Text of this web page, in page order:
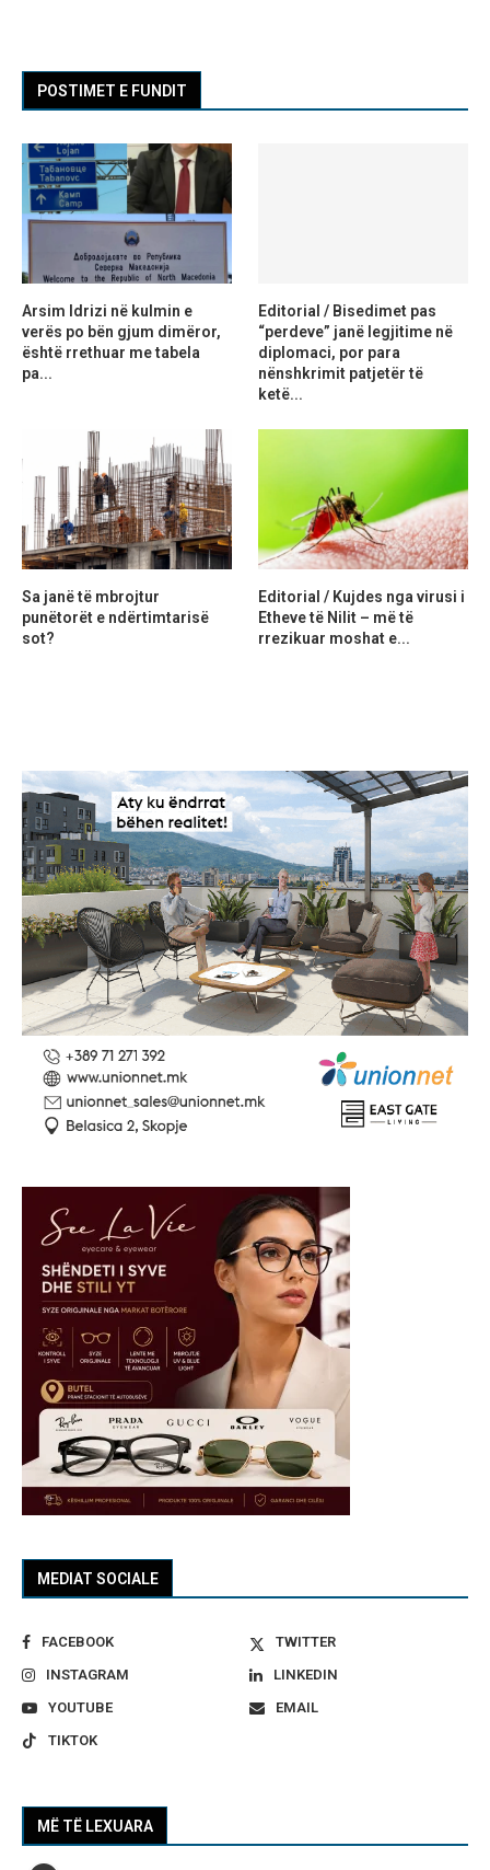
MEDIAT SOCIALE
FACEBOOK
TWITTER
INSTAGRAM
LINKEDIN
YOUTUBE
EMAIL
TIKTOK
MË TË LEXUARA
POSTIMET E FUNDIT
Arsim Idrizi në kulmin e
verës po bën gjum dimëror,
është rrethuar me tabela
pa...
Editorial / Bisedimet pas
“perdeve” janë legjitime në
diplomaci, por para
nënshkrimit patjetër të
ketë...
Sa janë të mbrojtur
punëtorët e ndërtimtarisë
sot?
Editorial / Kujdes nga virusi i
Etheve të Nilit – më të
rrezikuar moshat e...